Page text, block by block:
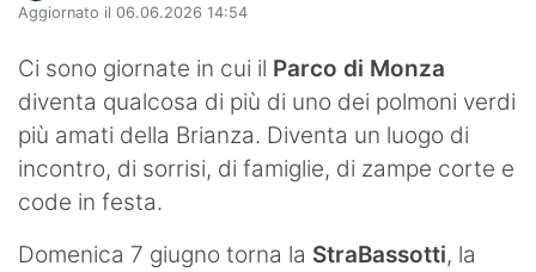
Aggiornato il 06.06.2026 14:54
Ci sono giornate in cui il Parco di Monza
diventa qualcosa di più di uno dei polmoni verdi
più amati della Brianza. Diventa un luogo di
incontro, di sorrisi, di famiglie, di zampe corte e
code in festa.
Domenica 7 giugno torna la StraBassotti, la